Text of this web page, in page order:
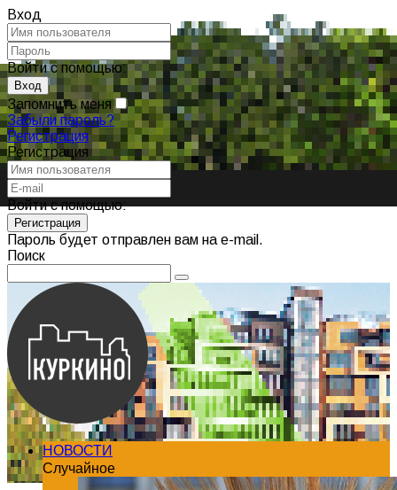
Вход
Войти с помощью:
Запомнить меня
Забыли пароль?
Регистрация
Регистрация
Войти с помощью:
Пароль будет отправлен вам на e-mail.
Поиск
НОВОСТИ
Случайное